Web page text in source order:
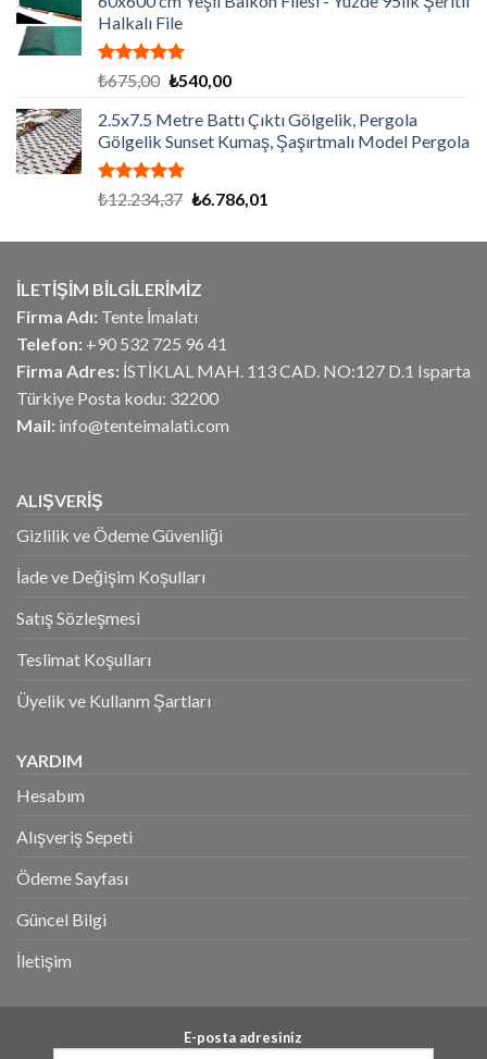
₺12.870,00.fiyat:
Halkalı File
5 üzerinden
oy
aldı
₺675,00 Orijinal
₺675,00.
₺540,00Şu
fiyat:
₺540,00.
2.5x7.5 Metre Battı Çıktı Gölgelik, Pergola
Gölgelik Sunset Kumaş, Şaşırtmalı Model Pergola
5 üzerinden
₺12.234,37 Orijinal
₺12.234,37.
₺6.786,01
fiyat:
İLETİŞİM BİLGİLERİMİZ
Firma Adı: Tente İmalatı
Telefon: +90 532 725 96 41
Firma Adres: İSTİKLAL MAH. 113 CAD. NO:127 D.1 Isparta
Türkiye Posta kodu: 32200
Mail: info@tenteimalati.com
ALIŞVERİŞ
Gizlilik ve Ödeme Güvenliği
İade ve Değişim Koşulları
Satış Sözleşmesi
Teslimat Koşulları
Üyelik ve Kullanm Şartları
YARDIM
Hesabım
Alışveriş Sepeti
Ödeme Sayfası
Güncel Bilgi
İletişim
E-posta adresiniz